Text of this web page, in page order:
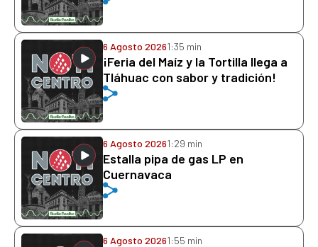
6 Agosto 20261:35 min
¡Feria del Maíz y la Tortilla llega a
Tláhuac con sabor y tradición!
6 Agosto 20261:29 min
Estalla pipa de gas LP en
Cuernavaca
6 Agosto 20261:55 min